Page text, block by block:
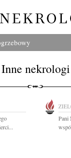
Inne nekrologi
Pani